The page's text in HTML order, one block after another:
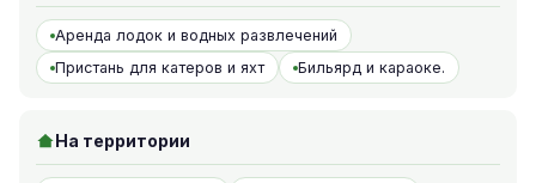
Аренда лодок и водных развлечений
Пристань для катеров и яхт
Бильярд и караоке.
На территории